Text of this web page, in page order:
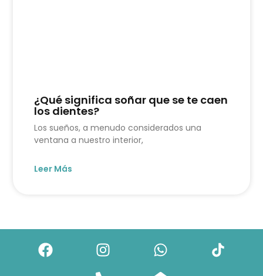
¿Qué significa soñar que se te caen
los dientes?
Los sueños, a menudo considerados una
ventana a nuestro interior,
Leer Más